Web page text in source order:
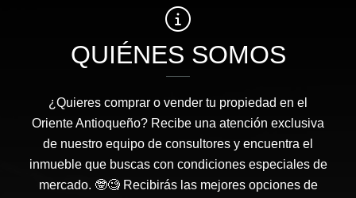
QUIÉNES SOMOS
¿Quieres comprar o vender tu propiedad en el
Oriente Antioqueño? Recibe una atención exclusiva
de nuestro equipo de consultores y encuentra el
inmueble que buscas con condiciones especiales de
mercado. 🤓🧐 Recibirás las mejores opciones de